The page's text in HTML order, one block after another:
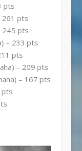
pts
261 pts
245 pts
– 233 pts
pts
– 209 pts
– 167 pts
pts